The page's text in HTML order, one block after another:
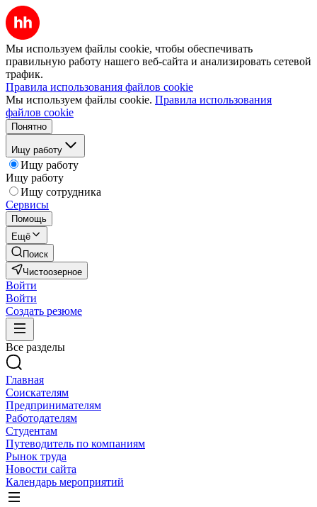
Мы используем файлы cookie, чтобы обеспечивать
правильную работу нашего веб-сайта и анализировать сетевой
трафик.
Правила использования файлов cookie
Мы используем файлы cookie. Правила использования
файлов cookie
Понятно
Ищу работу
Ищу работу
Ищу работу
Ищу сотрудника
Сервисы
Помощь
Ещё
Поиск
Чистоозерное
Войти
Войти
Создать резюме
Все разделы
Главная
Соискателям
Предпринимателям
Работодателям
Студентам
Путеводитель по компаниям
Рынок труда
Новости сайта
Календарь мероприятий